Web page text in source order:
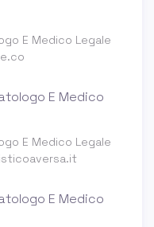
E Medico Legale
E Medico Legale